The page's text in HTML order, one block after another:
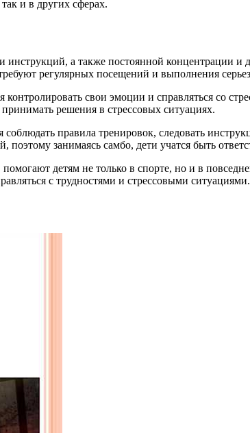
и в других сферах.
а также постоянной концентрации и
регулярных посещений и выполнения
свои эмоции и справляться со
решения в стрессовых ситуациях.
правила тренировок, следовать
поэтому занимаясь самбо, дети учатся быть
детям не только в спорте, но и в
с трудностями и стрессовыми ситуациями.